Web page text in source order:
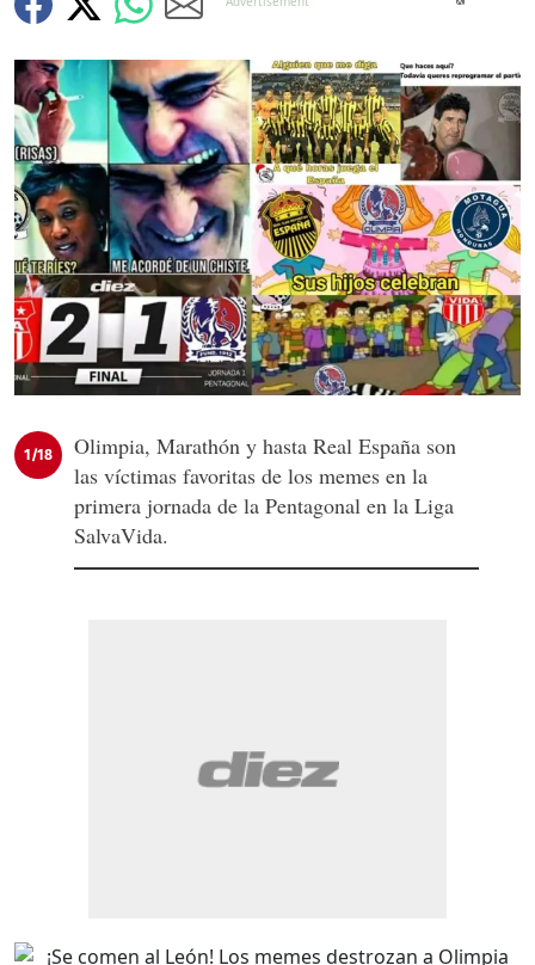
1/18
Olimpia, Marathón y hasta Real España son
las víctimas favoritas de los memes en la
primera jornada de la Pentagonal en la Liga
SalvaVida.